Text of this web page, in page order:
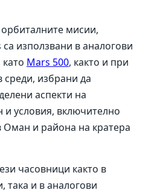
мисии,
използвани в аналогови
Mars 500, както и при
избрани да
аспекти на
и условия, включително
Оман и района на кратера
часовници както в
така и в аналогови